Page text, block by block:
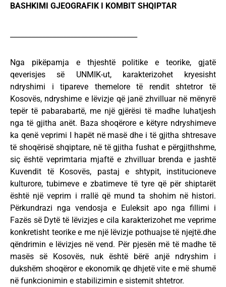
BASHKIMI GJEOGRAFIK I KOMBIT SHQIPTAR
Nga pikëpamja e thjeshtë politike e teorike, gjatë
qeverisjes së UNMIK-ut, karakterizohet kryesisht
ndryshimi i tipareve themelore të rendit shtetror të
Kosovës, ndryshime e lëvizje që janë zhvilluar në mënyrë
tepër të pabarabartë, me një gjërësi të madhe luhatjesh
nga të gjitha anët. Baza shoqërore e këtyre ndryshimeve
ka qenë veprimi I hapët në masë dhe i të gjitha shtresave
të shoqërisë shqiptare, në të gjitha fushat e përgjithshme,
siç është veprimtaria mjaftë e zhvilluar brenda e jashtë
Kuvendit të Kosovës, pastaj e shtypit, institucioneve
kulturore, tubimeve e zbatimeve të tyre që për shiptarët
është një veprim i rrallë që mund ta shohim në histori.
Përkundrazi nga vendosja e Euleksit apo nga fillimi i
Fazës së Dytë të lëvizjes e cila karakterizohet me veprime
konkretisht teorike e me një lëvizje pothuajse të njejtë.dhe
qëndrimin e lëvizjes në vend. Për pjesën më të madhe të
masës së Kosovës, nuk është bërë anjë ndryshim i
dukshëm shoqëror e ekonomik qe dhjetë vite e më shumë
në funkcionimin e stabilizimin e sistemit shtetror.